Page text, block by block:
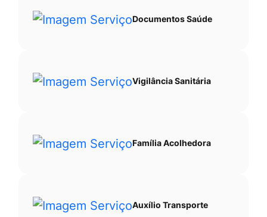
Documentos Saúde
Vigilância Sanitária
Família Acolhedora
Auxílio Transporte